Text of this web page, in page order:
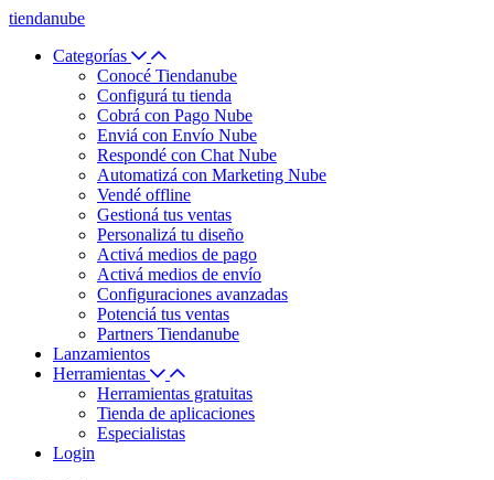
tiendanube
Categorías
Conocé Tiendanube
Configurá tu tienda
Cobrá con Pago Nube
Enviá con Envío Nube
Respondé con Chat Nube
Automatizá con Marketing Nube
Vendé offline
Gestioná tus ventas
Personalizá tu diseño
Activá medios de pago
Activá medios de envío
Configuraciones avanzadas
Potenciá tus ventas
Partners Tiendanube
Lanzamientos
Herramientas
Herramientas gratuitas
Tienda de aplicaciones
Especialistas
Login